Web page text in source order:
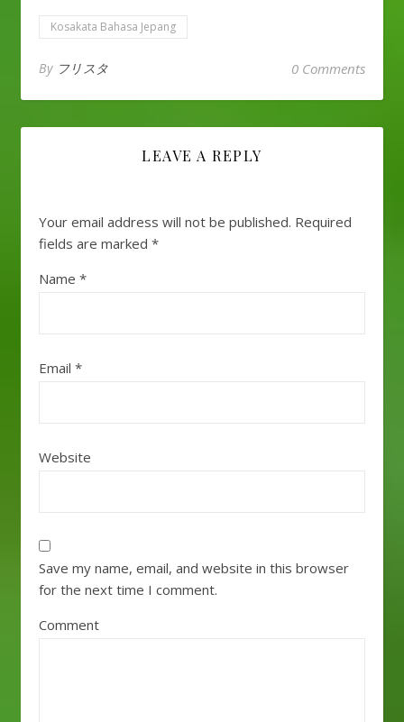
Kosakata Bahasa Jepang
By フリスタ 0 Comments
LEAVE A REPLY
Your email address will not be published. Required
fields are marked *
Name *
Email *
Website
Save my name, email, and website in this browser
for the next time I comment.
Comment